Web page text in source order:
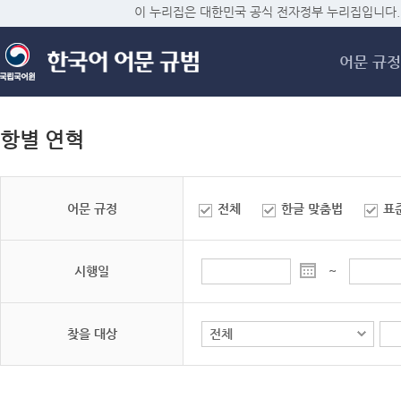
메
이 누리집은 대한민국 공식 전자정부 누리집입니다.
어문 규정
항별 연혁
어문 규정 전체 한글 맞춤법 표
시행일 ~
찾을 대상